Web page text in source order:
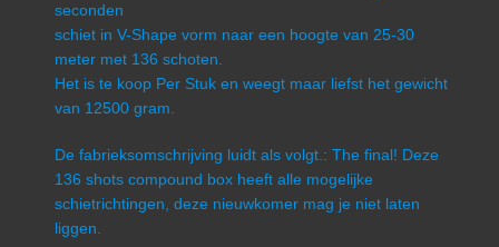
seconden
schiet in V-Shape vorm naar een hoogte van 25-30
meter met 136 schoten.
Het is te koop Per Stuk en weegt maar liefst het gewicht
van 12500 gram.
De fabrieksomschrijving luidt als volgt.: The final! Deze
136 shots compound box heeft alle mogelijke
schietrichtingen, deze nieuwkomer mag je niet laten
liggen.